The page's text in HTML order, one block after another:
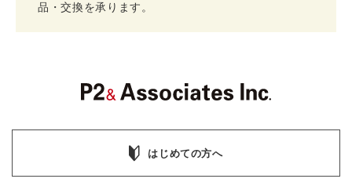
品・交換を承ります。
はじめての方へ